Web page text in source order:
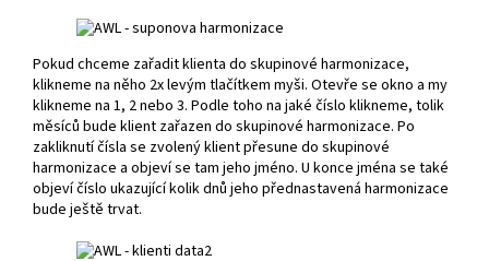
Pokud chceme zařadit klienta do skupinové harmonizace,
klikneme na něho 2x levým tlačítkem myši. Otevře se okno a my
klikneme na 1, 2 nebo 3. Podle toho na jaké číslo klikneme, tolik
měsíců bude klient zařazen do skupinové harmonizace. Po
zakliknutí čísla se zvolený klient přesune do skupinové
harmonizace a objeví se tam jeho jméno. U konce jména se také
objeví číslo ukazující kolik dnů jeho přednastavená harmonizace
bude ještě trvat.